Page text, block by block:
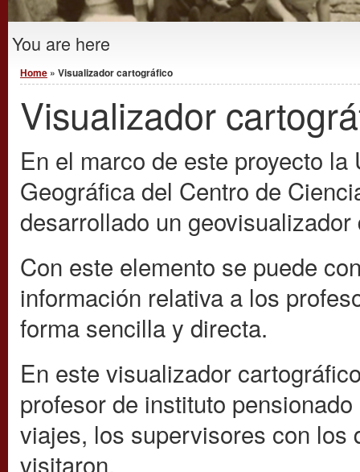
You are here
Home » Visualizador cartográfico
Visualizador
En el marco de este proyecto
Geográfica del Centro de
desarrollado un
Con este elemento se puede
información relativa a los
forma sencilla y directa.
En este visualizador
profesor de instituto
viajes, los supervisores con los
visitaron.